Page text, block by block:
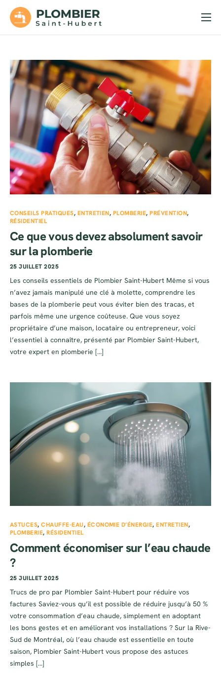
Accueil
Soumission
Urgences
Contact
CONSEILS PRATIQUES, ENTRETIEN, PLOMBERIE,PRÉVENTION,
RÉSIDENTIEL
Ce que vous devez absolument savoir
sur la plomberie
25 JUILLET 2025
Les conseils essentiels de Plombier Saint-Hubert Même si vous
n’avez jamais manipulé une clé à molette, comprendre les
bases de la plomberie peut vous éviter bien des tracas, et
parfois même une urgence coûteuse. Que vous soyez
propriétaire d’une maison, locataire ou entrepreneur, voici
l’essentiel à connaître, présenté par Plombier Saint-Hubert,
votre expert en plomberie […]
ASTUCES,CHAUFFE-EAU, ÉCONOMIE D’ÉNERGIE,ENTRETIEN,
PLOMBERIE,RÉSIDENTIEL
Comment économiser sur l’eau chaude
?
25 JUILLET 2025
Trucs de pro par Plombier Saint-Hubert pour réduire vos
factures Saviez-vous qu’il est possible de réduire jusqu’à 50 %
votre consommation d’eau chaude, simplement en adoptant
les bons gestes et en améliorant vos installations ? Sur la Rive-
Sud de Montréal, où l’eau chaude est essentielle en toute
saison, Plombier Saint-Hubert vous propose des astuces
simples […]